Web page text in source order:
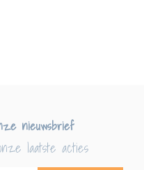
nieuwsbrief
laatste acties